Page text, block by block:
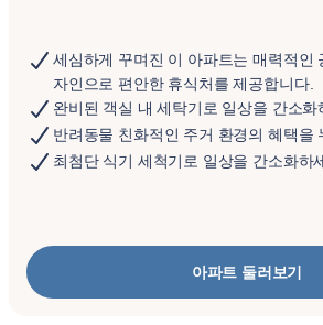
세심하게 꾸며진 이 아파트는 매력적인
자인으로 편안한 휴식처를 제공합니다.
완비된 객실 내 세탁기로 일상을 간소화
반려동물 친화적인 주거 환경의 혜택을
최첨단 식기 세척기로 일상을 간소화하
아파트 둘러보기